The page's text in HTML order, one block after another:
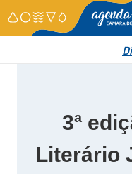
3ª
Literário